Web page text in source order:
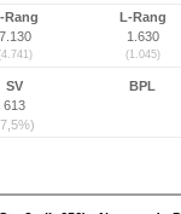
Rang
7.130
L-Rang
1.630
(1.045)
SV
613
BPL